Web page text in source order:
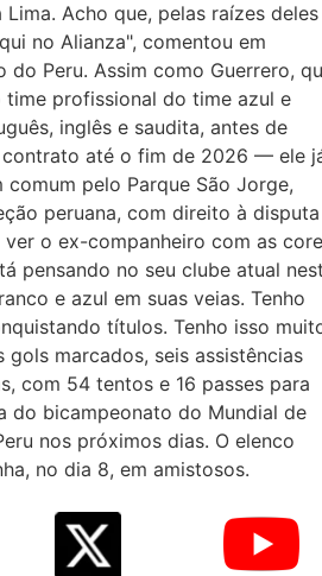
Acho que, pelas raízes
no Alianza", comentou em
Peru. Assim como Guerrero,
time profissional do time azul e
inglês e saudita, antes de
contrato até o fim de 2026 — ele
pelo Parque São Jorge,
peruana, com direito à
o ex-companheiro com as
pensando no seu clube atual
e azul em suas veias. Tenho
títulos. Tenho isso
marcados, seis assistências
com 54 tentos e 16 passes para
do bicampeonato do Mundial de
nos próximos dias. O elenco
no dia 8, em amistosos.